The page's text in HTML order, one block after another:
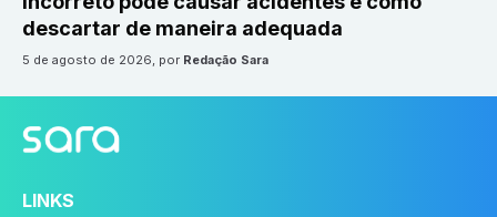
descartar de maneira adequada
5 de agosto de 2026, por Redação Sara
LINKS